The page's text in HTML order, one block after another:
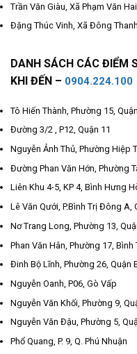
Trần Văn Giàu, Xã Phạm Văn
Đặng Thúc Vinh, Xã Đông
DANH SÁCH CÁC ĐIỂM
KHI ĐẾN – 0904.224.100
Tô Hiến Thành, Phường 15,
Đường 3/2 , P12, Quận 11
Nguyễn Ảnh Thủ, Phường Hiệp
Đường Phan Văn Hớn, Phường
Liên Khu 4-5, KP 4, Bình Hưng
Lê Văn Qưới, P.Bình Trị Đông A,
Nơ Trang Long, Phường 13,
Phan Văn Hân, Phường 17, Bình
Đinh Bộ Lĩnh, Phường 26, Quận
Nguyễn Oanh, P06, Gò Vấp
Nguyễn Văn Khối, Phường 9,
Nguyễn Văn Đậu, Phường 5,
Phổ Quang, P. 9, Q. Phú Nhuận